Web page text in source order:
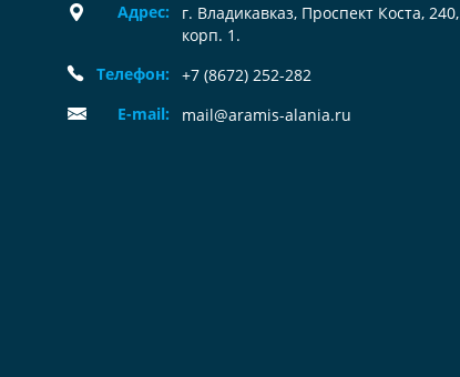
Адрес:
г. Владикавказ, Проспект Коста, 240,
корп. 1.
Телефон:
+7 (8672) 252-282
E-mail:
mail@aramis-alania.ru